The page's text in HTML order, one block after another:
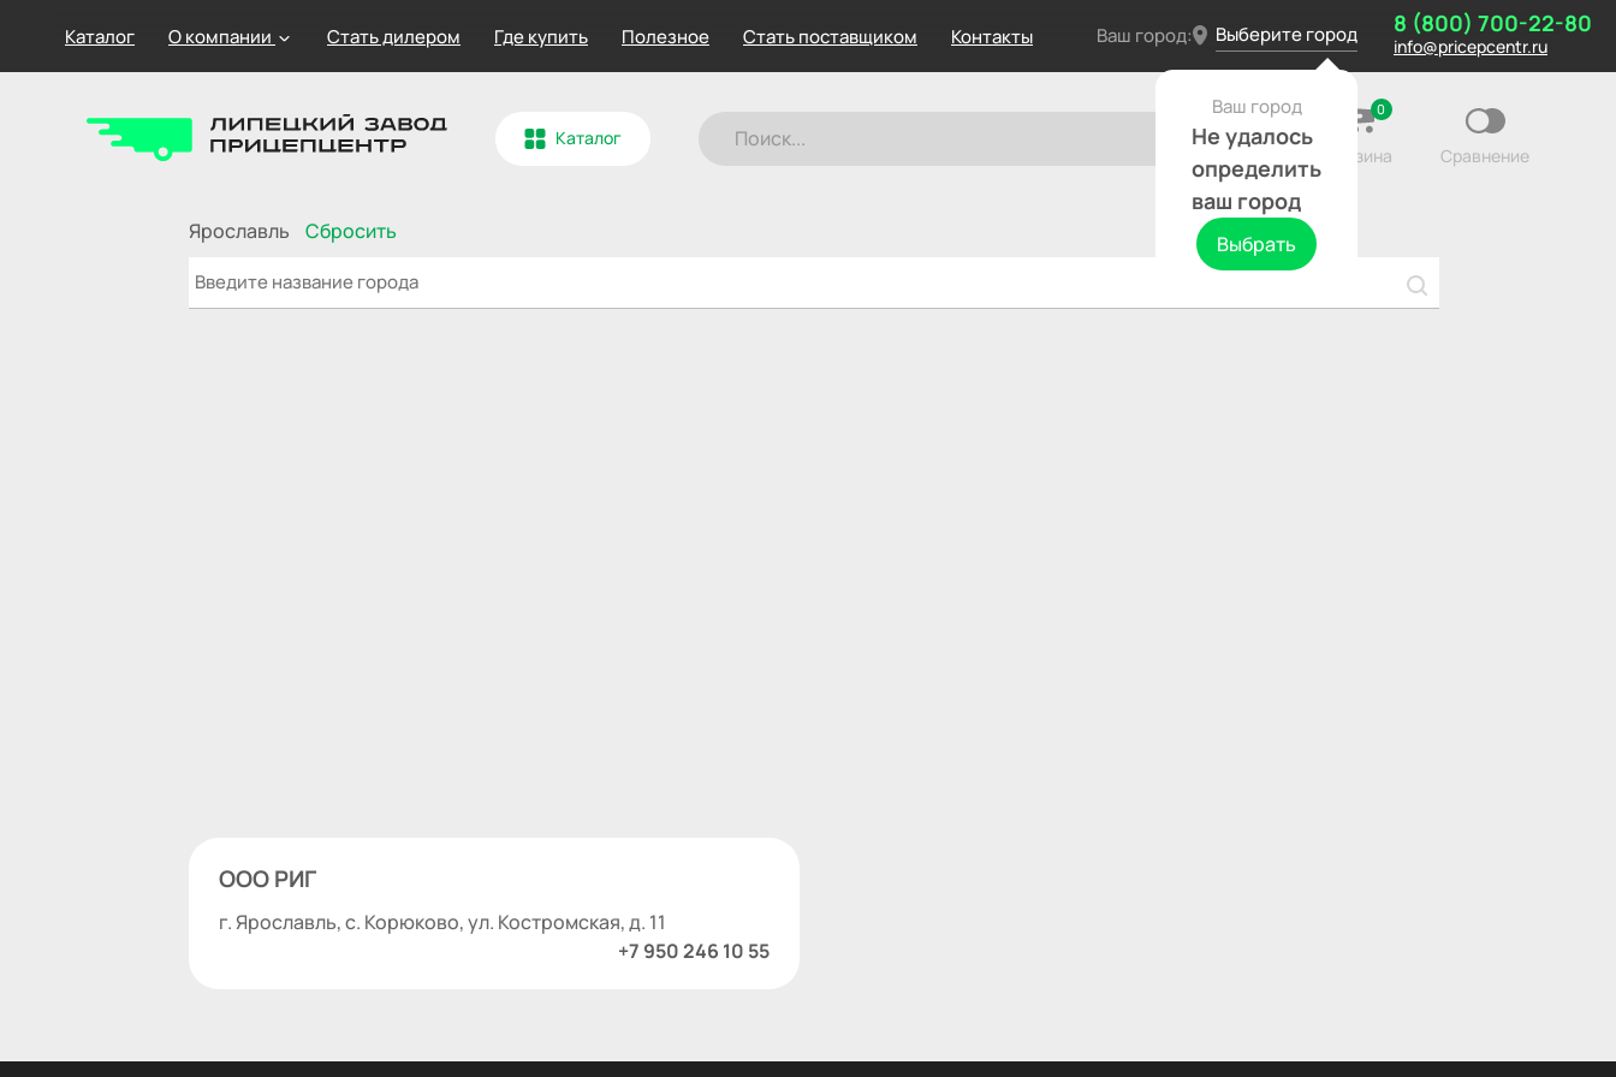
Каталог О компании Стать дилером Где купить Полезное Стать поставщиком Контакты Ваш город: Выберите город
Ваш город
Не удалось
определить
ваш город
Выбрать
8 (800) 700-22-80
info@pricepcentr.ru
Каталог
0
Корзина Сравнение
Ярославль Сбросить
ООО РИГ
г. Ярославль, с. Корюково, ул. Костромская, д. 11
+7 950 246 10 55